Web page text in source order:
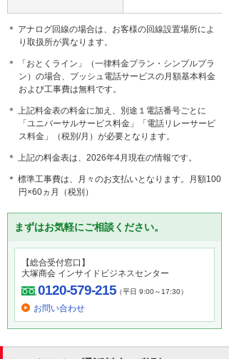
＊ アナログ回線の場合は、お客様の回線設置場所によ
り取扱所が異なります。
＊ 「おとくライン」（一律料金プラン・シンプルプラ
ン）の場合、プッシュ電話サービスの月額基本料金
および工事費は無料です。
＊ 上記料金表の料金に加え、別途１電話番号ごとに
「ユニバーサルサービス料金」「電話リレーサービ
ス料金」（税別/月）が必要となります。
＊ 上記の料金表は、2026年4月現在の情報です。
＊ 標準工事費は、月々のお支払いとなります。月額100
円×60ヵ月（税別）
まずはお気軽にご相談ください。
【総合受付窓口】
大塚商会 インサイドビジネスセンター
0120-579-215（平日 9:00～17:30）
お問い合わせ